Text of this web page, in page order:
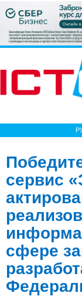
сервис
сфере